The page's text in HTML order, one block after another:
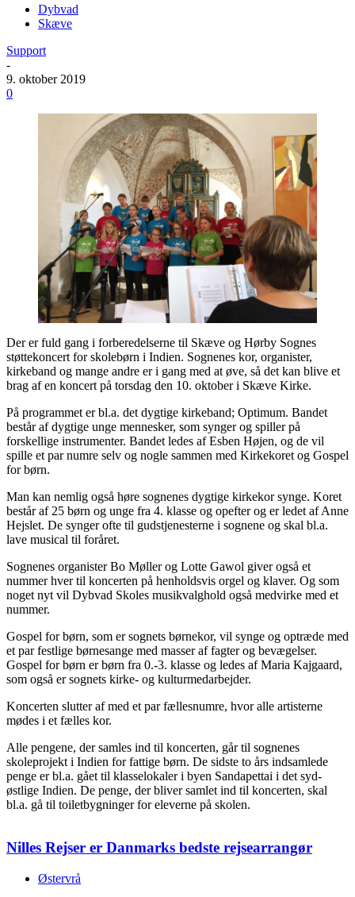
Dybvad
Skæve
Support
-
9. oktober 2019
0
Der er fuld gang i forberedelserne til Skæve og Hørby Sognes
støttekoncert for skolebørn i Indien. Sognenes kor, organister,
kirkeband og mange andre er i gang med at øve, så det kan blive et
brag af en koncert på torsdag den 10. oktober i Skæve Kirke.
På programmet er bl.a. det dygtige kirkeband; Optimum. Bandet
består af dygtige unge mennesker, som synger og spiller på
forskellige instrumenter. Bandet ledes af Esben Højen, og de vil
spille et par numre selv og nogle sammen med Kirkekoret og Gospel
for børn.
Man kan nemlig også høre sognenes dygtige kirkekor synge. Koret
består af 25 børn og unge fra 4. klasse og opefter og er ledet af Anne
Hejslet. De synger ofte til gudstjenesterne i sognene og skal bl.a.
lave musical til foråret.
Sognenes organister Bo Møller og Lotte Gawol giver også et
nummer hver til koncerten på henholdsvis orgel og klaver. Og som
noget nyt vil Dybvad Skoles musikvalghold også medvirke med et
nummer.
Gospel for børn, som er sognets børnekor, vil synge og optræde med
et par festlige børnesange med masser af fagter og bevægelser.
Gospel for børn er børn fra 0.-3. klasse og ledes af Maria Kajgaard,
som også er sognets kirke- og kulturmedarbejder.
Koncerten slutter af med et par fællesnumre, hvor alle artisterne
mødes i et fælles kor.
Alle pengene, der samles ind til koncerten, går til sognenes
skoleprojekt i Indien for fattige børn. De sidste to års indsamlede
penge er bl.a. gået til klasselokaler i byen Sandapettai i det syd-
østlige Indien. De penge, der bliver samlet ind til koncerten, skal
bl.a. gå til toiletbygninger for eleverne på skolen.
Nilles Rejser er Danmarks bedste rejsearrangør
Østervrå